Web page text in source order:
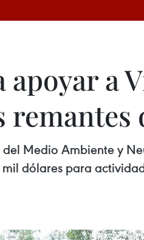
apoyar a
Medio Ambiente y
dólares para